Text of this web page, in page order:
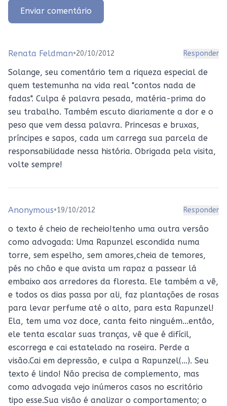
Enviar comentário
Renata Feldman•20/10/2012 Responder
Solange, seu comentário tem a riqueza especial de
quem testemunha na vida real "contos nada de
fadas". Culpa é palavra pesada, matéria-prima do
seu trabalho. Também escuto diariamente a dor e o
peso que vem dessa palavra. Princesas e bruxas,
príncipes e sapos, cada um carrega sua parcela de
responsabilidade nessa história. Obrigada pela visita,
volte sempre!
Anonymous•19/10/2012 Responder
o texto é cheio de recheio!tenho uma outra versão
como advogada: Uma Rapunzel escondida numa
torre, sem espelho, sem amores,cheia de temores,
pés no chão e que avista um rapaz a passear lá
embaixo aos arredores da floresta. Ele também a vê,
e todos os dias passa por ali, faz plantações de rosas
para levar perfume até o alto, para esta Rapunzel!
Ela, tem uma voz doce, canta feito ninguém...então,
ele tenta escalar suas tranças, vê que é difícil,
escorrega e cai estatelado na roseira. Perde a
visão.Cai em depressão, e culpa a Rapunzel(...). Seu
texto é lindo! Não precisa de complemento, mas
como advogada vejo inúmeros casos no escritório
tipo esse.Sua visão é analizar o comportamento; o